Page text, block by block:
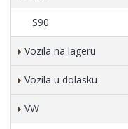
S90
Vozila na lageru
Vozila u dolasku
VW